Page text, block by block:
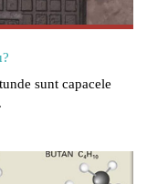
sunt capacele